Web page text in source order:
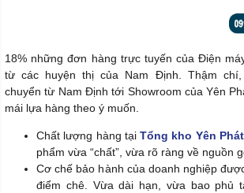
18% những đơn hàng trực tuyến của Điện
từ các huyện thị của Nam Định. Thậm
chuyển từ Nam Định tới Showroom của Yên
mái lựa hàng theo ý muốn.
Chất lượng hàng tạiTổng kho Yên Phát
phẩm vừa “chất”, vừa rõ ràng về nguồn
Cơ chế bảo hành của doanh nghiệp
điểm chê. Vừa dài hạn, vừa bao phủ